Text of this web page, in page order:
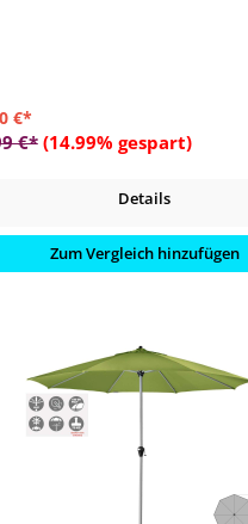
€*
€* (14.99% gespart)
Details
Zum Vergleich hinzufügen